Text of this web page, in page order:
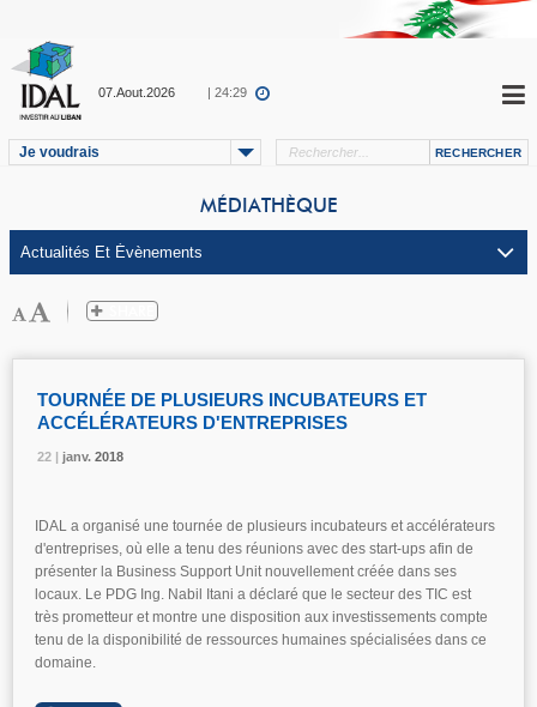
07.Aout.2026 | 24:29
Je voudrais
MÉDIATHÈQUE
22 | janv. 2018
TOURNÉE DE PLUSIEURS INCUBATEURS ET
ACCÉLÉRATEURS D'ENTREPRISES
22 | janv. 2018
22 | janv. 2018
IDAL a organisé une tournée de plusieurs incubateurs et accélérateurs
d'entreprises, où elle a tenu des réunions avec des start-ups afin de
présenter la Business Support Unit nouvellement créée dans ses
locaux. Le PDG Ing. Nabil Itani a déclaré que le secteur des TIC est
très prometteur et montre une disposition aux investissements compte
tenu de la disponibilité de ressources humaines spécialisées dans ce
domaine.